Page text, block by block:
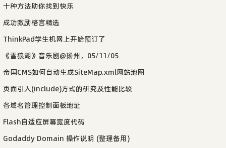
十种方法助你找到快乐
成功激励格言精选
ThinkPad学生机网上开始预订了
《雪狼湖》音乐剧@扬州，05/11/05
帝国CMS如何自动生成SiteMap.xml网站地图
页面引入(include)方式的研究及性能比较
各域名管理控制面板地址
Flash自适应屏幕宽度代码
Godaddy Domain 操作说明 (整理备用)